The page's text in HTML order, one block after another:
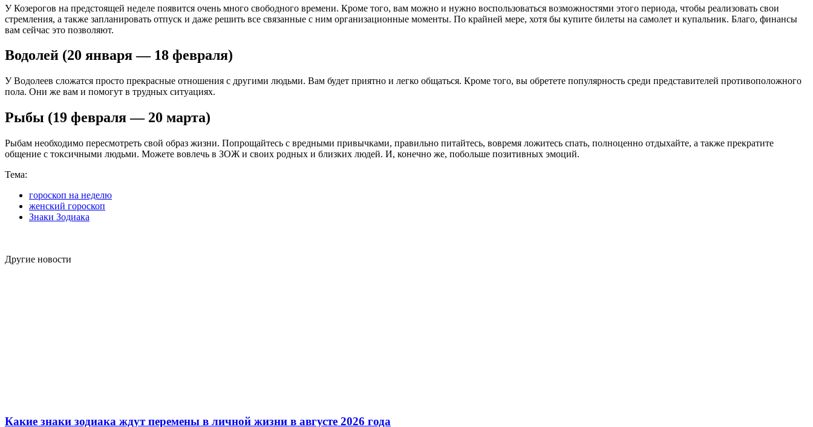
У Козерогов на предстоящей неделе появится очень много свободного времени. Кроме того, вам можно и нужно воспользоваться возможностями этого периода, чтобы реализовать свои
стремления, а также запланировать отпуск и даже решить все связанные с ним организационные моменты. По крайней мере, хотя бы купите билеты на самолет и купальник. Благо, финансы
вам сейчас это позволяют.
Водолей (20 января — 18 февраля)
У Водолеев сложатся просто прекрасные отношения с другими людьми. Вам будет приятно и легко общаться. Кроме того, вы обретете популярность среди представителей противоположного
пола. Они же вам и помогут в трудных ситуациях.
Рыбы (19 февраля — 20 марта)
Рыбам необходимо пересмотреть свой образ жизни. Попрощайтесь с вредными привычками, правильно питайтесь, вовремя ложитесь спать, полноценно отдыхайте, а также прекратите
общение с токсичными людьми. Можете вовлечь в ЗОЖ и своих родных и близких людей. И, конечно же, побольше позитивных эмоций.
Тема:
гороскоп на неделю
женский гороскоп
Знаки Зодиака
Другие новости
Какие знаки зодиака ждут перемены в личной жизни в августе 2026 года